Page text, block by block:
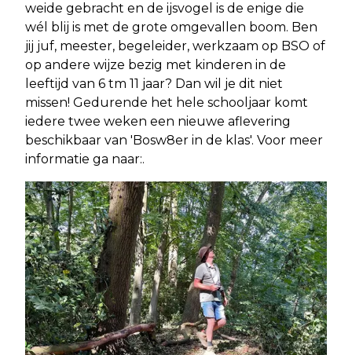
weide gebracht en de ijsvogel is de enige die
wél blij is met de grote omgevallen boom. Ben
jij juf, meester, begeleider, werkzaam op BSO of
op andere wijze bezig met kinderen in de
leeftijd van 6 tm 11 jaar? Dan wil je dit niet
missen! Gedurende het hele schooljaar komt
iedere twee weken een nieuwe aflevering
beschikbaar van 'Bosw8er in de klas'. Voor meer
informatie ga naar:.